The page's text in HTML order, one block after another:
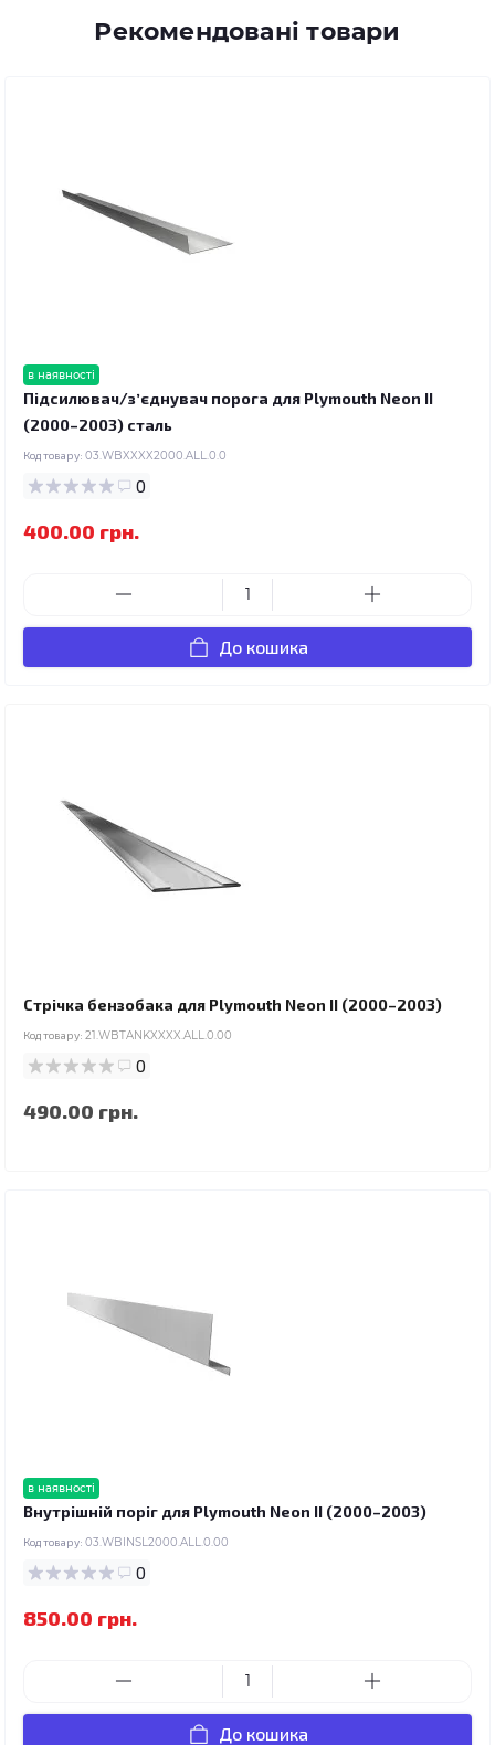
Рекомендовані товари
в наявності
Підсилювач/зʼєднувач порога для Plymouth Neon II
(2000–2003) сталь
Код товару: 03.WBXXXX2000.ALL.0.0
0
400.00 грн.
До кошика
Стрічка бензобака для Plymouth Neon II (2000–2003)
Код товару: 21.WBTANKXXXX.ALL.0.00
0
490.00 грн.
в наявності
Внутрішній поріг для Plymouth Neon II (2000–2003)
Код товару: 03.WBINSL2000.ALL.0.00
0
850.00 грн.
До кошика